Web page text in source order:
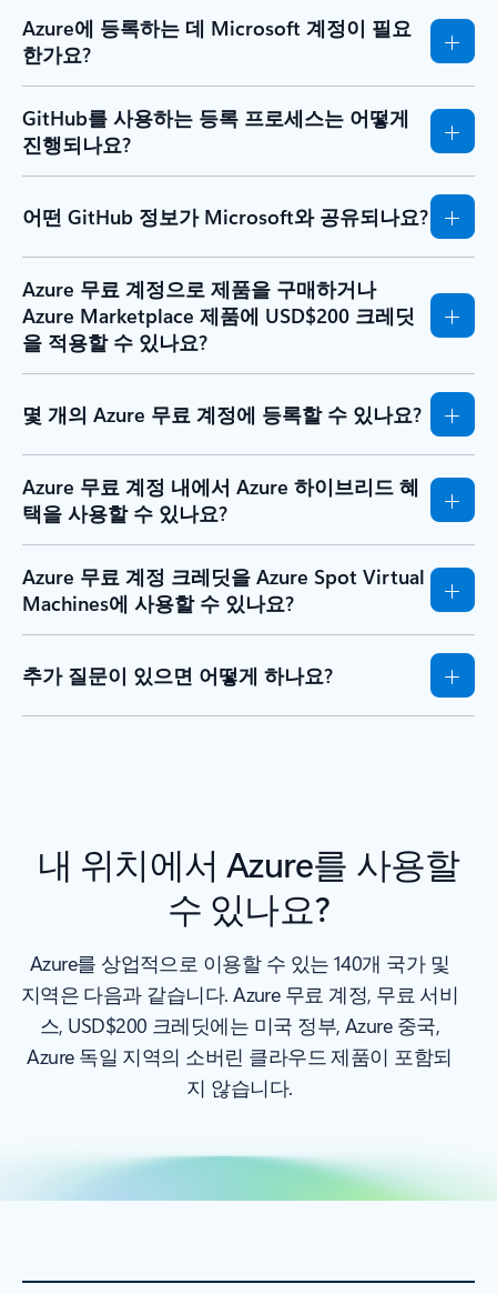
Azure에 등록하는 데 Microsoft 계정이 필요
한가요?
GitHub를 사용하는 등록 프로세스는 어떻게
진행되나요?
어떤 GitHub 정보가 Microsoft와 공유되나요?
Azure 무료 계정으로 제품을 구매하거나
Azure Marketplace 제품에 USD$200 크레딧
을 적용할 수 있나요?
몇 개의 Azure 무료 계정에 등록할 수 있나요?
Azure 무료 계정 내에서 Azure 하이브리드 혜
택을 사용할 수 있나요?
Azure 무료 계정 크레딧을 Azure Spot Virtual
Machines에 사용할 수 있나요?
추가 질문이 있으면 어떻게 하나요?
내 위치에서 Azure를 사용할
수 있나요?
Azure를 상업적으로 이용할 수 있는 140개 국가 및
지역은 다음과 같습니다. Azure 무료 계정, 무료 서비
스, USD$200 크레딧에는 미국 정부, Azure 중국,
Azure 독일 지역의 소버린 클라우드 제품이 포함되
지 않습니다.